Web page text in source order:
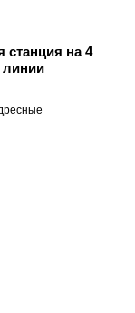
станция на 4
линии